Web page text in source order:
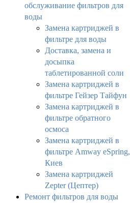
обслуживание фильтров для
воды
Замена картриджей в
фильтре для воды
Доставка, замена и
досыпка
таблетированной соли
Замена картриджей в
фильтре Гейзер Тайфун
Замена картриджей в
фильтре обратного
осмоса
Замена картриджей в
фильтре Amway eSpring,
Киев
Замена картриджей
Zepter (Цептер)
Ремонт фильтров для воды